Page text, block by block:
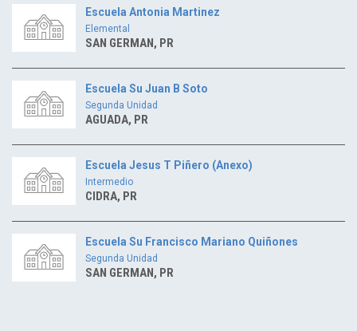
Escuela Antonia Martinez
Elemental
SAN GERMAN, PR
Escuela Su Juan B Soto
Segunda Unidad
AGUADA, PR
Escuela Jesus T Piñero (Anexo)
Intermedio
CIDRA, PR
Escuela Su Francisco Mariano Quiñones
Segunda Unidad
SAN GERMAN, PR